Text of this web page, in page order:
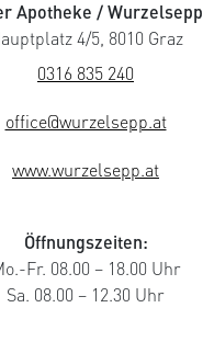
Apotheke / Wurzelsepp
4/5, 8010 Graz
0316 835 240
office@wurzelsepp.at
www.wurzelsepp.at
Öffnungszeiten:
Fr. 08.00 – 18.00 Uhr
Sa. 08.00 – 12.30 Uhr